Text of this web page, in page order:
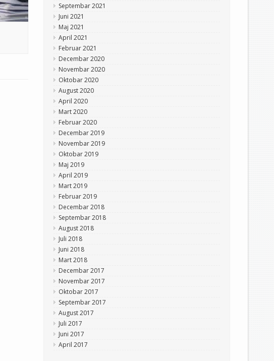
Septembar 2021
Juni 2021
Maj 2021
April 2021
Februar 2021
Decembar 2020
Novembar 2020
Oktobar 2020
August 2020
April 2020
Mart 2020
Februar 2020
Decembar 2019
Novembar 2019
Oktobar 2019
Maj 2019
April 2019
Mart 2019
Februar 2019
Decembar 2018
Septembar 2018
August 2018
Juli 2018
Juni 2018
Mart 2018
Decembar 2017
Novembar 2017
Oktobar 2017
Septembar 2017
August 2017
Juli 2017
Juni 2017
April 2017